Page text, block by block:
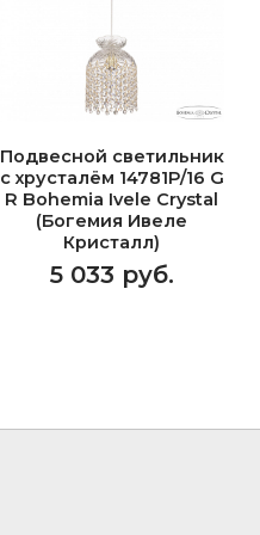
Подвесной светильник
с хрусталём 14781P/16 G
R Bohemia Ivele Crystal
(Богемия Ивеле
Кристалл)
5 033 руб.